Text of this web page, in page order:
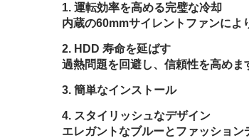
運転効率を高める完璧な冷却
内蔵の60mmサイレントファンによ
HDD 寿命を延ばす
過熱問題を回避し、信頼性を高めま
簡単なインストール
スタイリッシュなデザイン
エレガントなブルーとファッショ